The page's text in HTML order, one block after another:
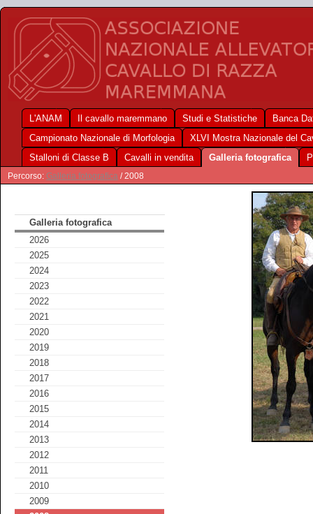
L'ANAM Il cavallo maremmano Studi e Statistiche
Banca
Campionato Nazionale di Morfologia
XLVI Mostra Nazionale del
Stalloni di Classe B
Cavalli in vendita Galleria fotografica
Percorso: Galleria fotografica / 2008
Galleria fotografica
2026
2025
2024
2023
2022
2021
2020
2019
2018
2017
2016
2015
2014
2013
2012
2011
2010
2009